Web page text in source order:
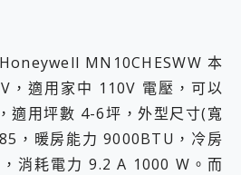
MN10CHESWW 本
，適用家中 110V 電壓，可以
適用坪數 4-6坪，外型尺寸(寬
，暖房能力 9000BTU，冷房
消耗電力 9.2 A 1000 W。而